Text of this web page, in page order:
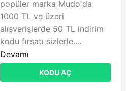
popüler marka Mudo'da
1000 TL ve üzeri
alışverişlerde 50 TL indirim
kodu fırsatı sizlerle....
Devamı
KODU AÇ